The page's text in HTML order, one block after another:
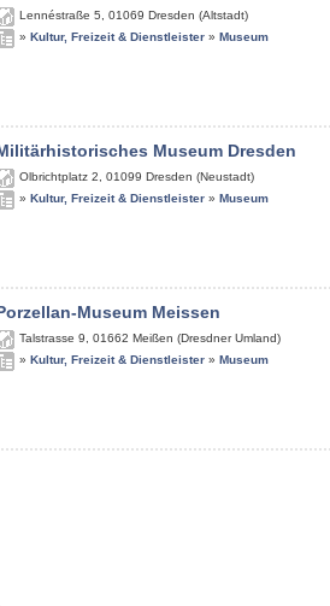
Lennéstraße 5 01069 Dresden (Altstadt)
» Kultur, Freizeit & Dienstleister » Museum
Museum Dresden
Olbrichtplatz 2 01099 Dresden (Neustadt)
» Kultur, Freizeit & Dienstleister » Museum
Museum Meissen
Talstrasse 9 01662 Meißen (Dresdner Umland)
» Kultur, Freizeit & Dienstleister » Museum